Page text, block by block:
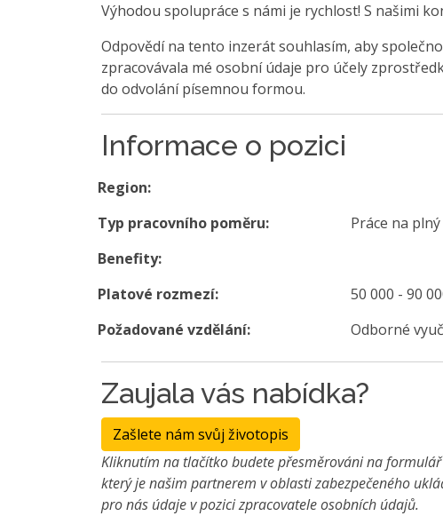
Výhodou spolupráce s námi je rychlost! S našimi
Odpovědí na tento inzerát souhlasím, aby
zpracovávala mé osobní údaje pro účely
do odvolání písemnou formou.
Informace o pozici
Region:
Typ pracovního poměru:
Práce na
Benefity:
Platové rozmezí:
50 000 - 90
Požadované vzdělání:
Odborné
Zaujala vás nabídka?
Zašlete nám svůj životopis
Kliknutím na tlačítko budete přesměrováni na
který je našim partnerem v oblasti zabezpečeného
pro nás údaje v pozici zpracovatele osobních údajů.